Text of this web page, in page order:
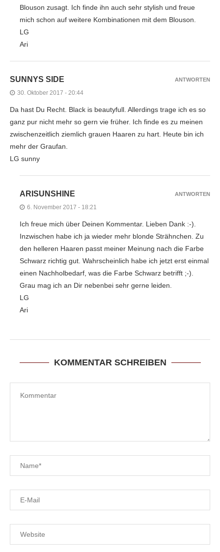
Blouson zusagt. Ich finde ihn auch sehr stylish und freue
mich schon auf weitere Kombinationen mit dem Blouson.
LG
Ari
SUNNYS SIDE
30. Oktober 2017 - 20:44
Da hast Du Recht. Black is beautyfull. Allerdings trage ich es so
ganz pur nicht mehr so gern vie früher. Ich finde es zu meinen
zwischenzeitlich ziemlich grauen Haaren zu hart. Heute bin ich
mehr der Graufan.
LG sunny
ANTWORTEN
ARISUNSHINE
6. November 2017 - 18:21
Ich freue mich über Deinen Kommentar. Lieben Dank :-).
Inzwischen habe ich ja wieder mehr blonde Strähnchen. Zu
den helleren Haaren passt meiner Meinung nach die Farbe
Schwarz richtig gut. Wahrscheinlich habe ich jetzt erst einmal
einen Nachholbedarf, was die Farbe Schwarz betrifft ;-).
Grau mag ich an Dir nebenbei sehr gerne leiden.
LG
Ari
ANTWORTEN
KOMMENTAR SCHREIBEN